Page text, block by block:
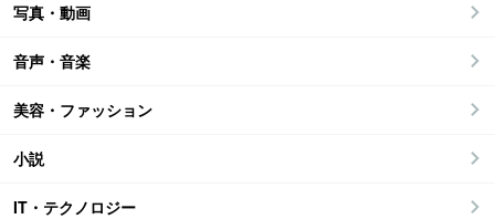
写真・動画
音声・音楽
美容・ファッション
小説
IT・テクノロジー